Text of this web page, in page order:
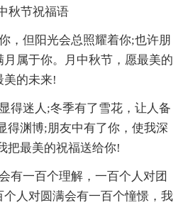
秋节祝福语
，但阳光会总照耀着你;也许朋
属于你。月中秋节，愿最美的
美的未来!
得迷人;冬季有了雪花，让人备
得渊博;朋友中有了你，使我深
把最美的祝福送给你!
有一百个理解，一百个人对团
人对圆满会有一百个憧憬，我